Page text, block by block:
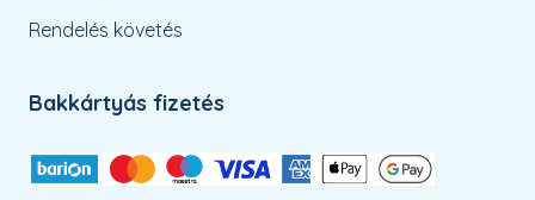
Rendelés követés
Bakkártyás fizetés